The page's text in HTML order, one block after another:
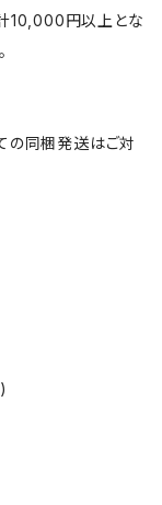
10,000円以上とな
の同梱発送はご対